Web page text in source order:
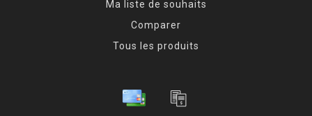
Ma liste de souhaits
Comparer
Tous les produits